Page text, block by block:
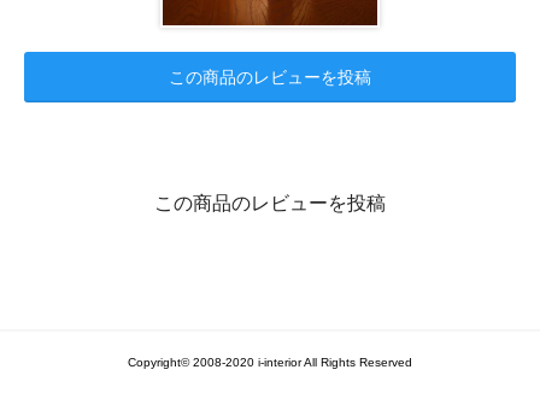
この商品のレビューを投稿
この商品のレビューを投稿
Copyright© 2008-2020 i-interior All Rights Reserved